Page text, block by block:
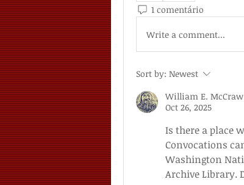
1 comentário
Write a comment...
Sort by: Newest
William E. McCraw
Oct 26, 2025
Is there a place
Convocations
Washington
Archive Library.